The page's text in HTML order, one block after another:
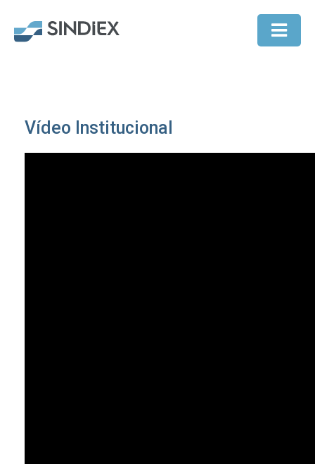
Vídeo Institucional